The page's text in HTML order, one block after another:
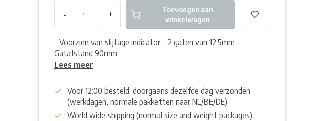
- +
Toevoegen aan
winkelwagen
- Voorzien van slijtage indicator - 2 gaten van 12.5mm -
Gatafstand 90mm
Lees meer
Voor 12:00 besteld, doorgaans dezelfde dag verzonden
(werkdagen, normale pakketten naar NL/BE/DE)
World wide shipping (normal size and weight packages)